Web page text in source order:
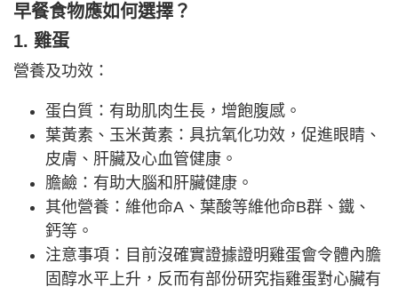
早餐食物應如何選擇？
1. 雞蛋
營養及功效：
蛋白質：有助肌肉生長，增飽腹感。
葉黃素、玉米黃素：具抗氧化功效，促進眼睛、
皮膚、肝臟及心血管健康。
膽鹼：有助大腦和肝臟健康。
其他營養：維他命A、葉酸等維他命B群、鐵、
鈣等。
注意事項：目前沒確實證據證明雞蛋會令體內膽
固醇水平上升，反而有部份研究指雞蛋對心臟有